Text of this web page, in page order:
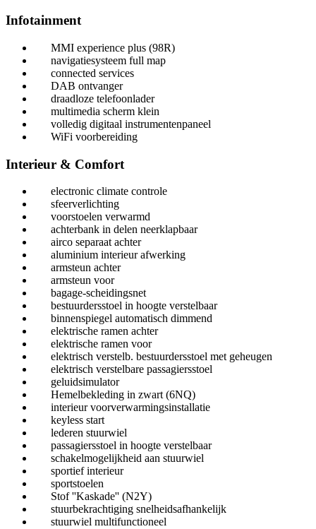
Infotainment
MMI experience plus (98R)
navigatiesysteem full map
connected services
DAB ontvanger
draadloze telefoonlader
multimedia scherm klein
volledig digitaal instrumentenpaneel
WiFi voorbereiding
Interieur & Comfort
electronic climate controle
sfeerverlichting
voorstoelen verwarmd
achterbank in delen neerklapbaar
airco separaat achter
aluminium interieur afwerking
armsteun achter
armsteun voor
bagage-scheidingsnet
bestuurdersstoel in hoogte verstelbaar
binnenspiegel automatisch dimmend
elektrische ramen achter
elektrische ramen voor
elektrisch verstelb. bestuurdersstoel met geheugen
elektrisch verstelbare passagiersstoel
geluidsimulator
Hemelbekleding in zwart (6NQ)
interieur voorverwarmingsinstallatie
keyless start
lederen stuurwiel
passagiersstoel in hoogte verstelbaar
schakelmogelijkheid aan stuurwiel
sportief interieur
sportstoelen
Stof ''Kaskade'' (N2Y)
stuurbekrachtiging snelheidsafhankelijk
stuurwiel multifunctioneel